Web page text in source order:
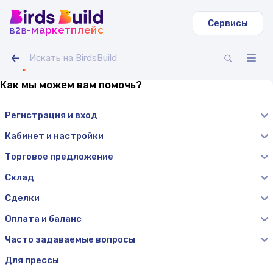
b2b-маркетплейс
Сервисы
Как мы можем вам помочь?
Регистрация и вход
Кабинет и настройки
Торговое предложение
Склад
Сделки
Оплата и баланс
Часто задаваемые вопросы
Для прессы